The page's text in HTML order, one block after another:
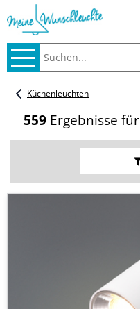
Küchenleuchten
559 Ergebnisse für